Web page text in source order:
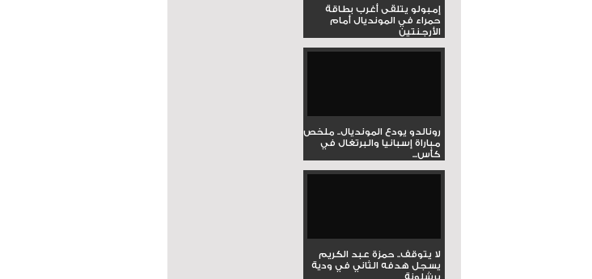
إمبولو يتلقى أغرب بطاقة
حمراء في المونديال أمام
الأرجنتين
رونالدو يودع المونديال.. ملخص
مباراة إسبانيا والبرتغال في
كأس...
لا يتوقف.. حمزة عبد الكريم
يسجل هدفه الثاني في ودية
برشلونة